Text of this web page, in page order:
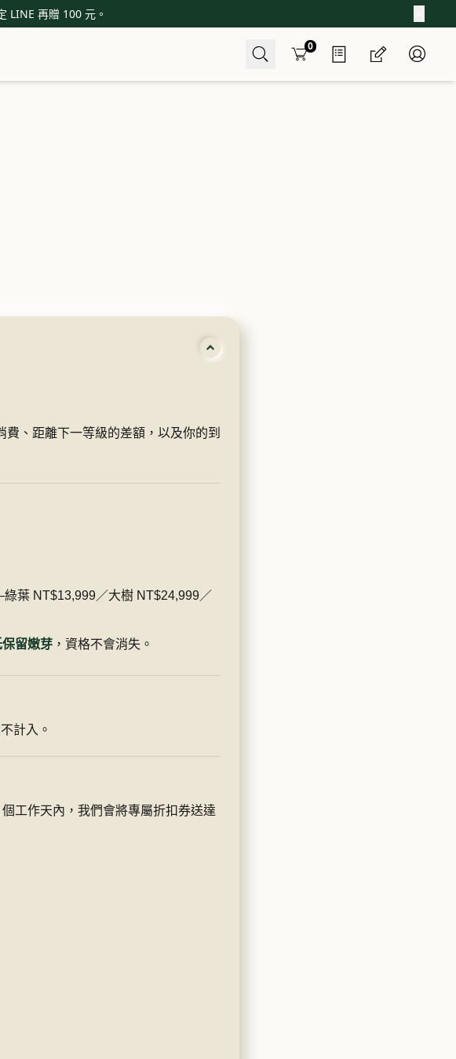
LINE 再贈 100 元。
Cart0
、距離下一等級的差額，以及你的到
葉 NT$13,999／大樹 NT$24,999／
留嫩芽 ，資格不會消失。
計入。
工作天內，我們會將專屬折扣券送達